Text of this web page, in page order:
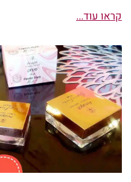
קראו עוד...